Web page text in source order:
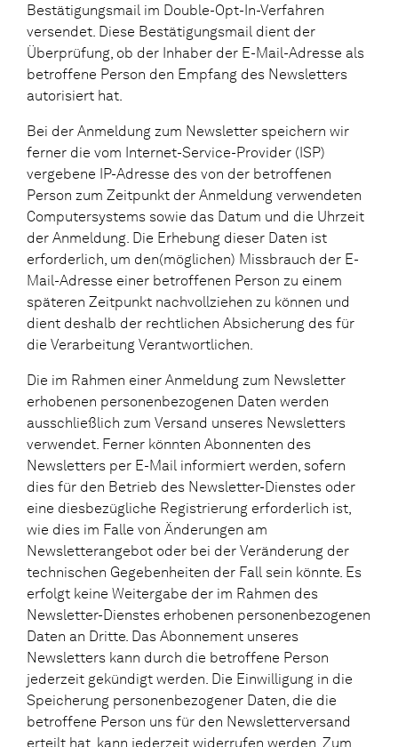
Bestätigungsmail im Double-Opt-In-Verfahren
versendet. Diese Bestätigungsmail dient der
Überprüfung, ob der Inhaber der E-Mail-Adresse als
betroffene Person den Empfang des Newsletters
autorisiert hat.
Bei der Anmeldung zum Newsletter speichern wir
ferner die vom Internet-Service-Provider (ISP)
vergebene IP-Adresse des von der betroffenen
Person zum Zeitpunkt der Anmeldung verwendeten
Computersystems sowie das Datum und die Uhrzeit
der Anmeldung. Die Erhebung dieser Daten ist
erforderlich, um den(möglichen) Missbrauch der E-
Mail-Adresse einer betroffenen Person zu einem
späteren Zeitpunkt nachvollziehen zu können und
dient deshalb der rechtlichen Absicherung des für
die Verarbeitung Verantwortlichen.
Die im Rahmen einer Anmeldung zum Newsletter
erhobenen personenbezogenen Daten werden
ausschließlich zum Versand unseres Newsletters
verwendet. Ferner könnten Abonnenten des
Newsletters per E-Mail informiert werden, sofern
dies für den Betrieb des Newsletter-Dienstes oder
eine diesbezügliche Registrierung erforderlich ist,
wie dies im Falle von Änderungen am
Newsletterangebot oder bei der Veränderung der
technischen Gegebenheiten der Fall sein könnte. Es
erfolgt keine Weitergabe der im Rahmen des
Newsletter-Dienstes erhobenen personenbezogenen
Daten an Dritte. Das Abonnement unseres
Newsletters kann durch die betroffene Person
jederzeit gekündigt werden. Die Einwilligung in die
Speicherung personenbezogener Daten, die die
betroffene Person uns für den Newsletterversand
erteilt hat, kann jederzeit widerrufen werden. Zum